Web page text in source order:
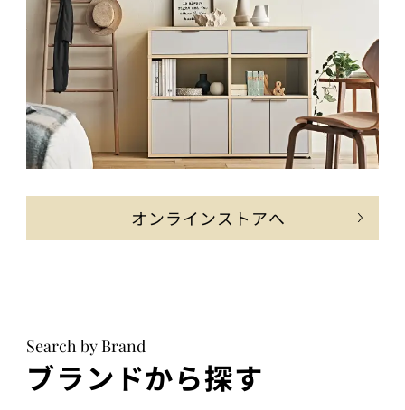
オンラインストアへ
Search by Brand
ブランドから探す